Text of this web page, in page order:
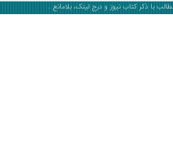
کتاب نیوز و درج لینک، بلامانع .